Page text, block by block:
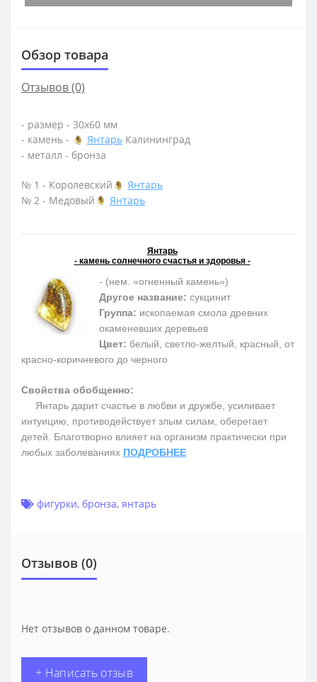
Обзор товара
Отзывов (0)
- размер - 30х60 мм
- камень -
Янтарь Калининград
- металл - бронза
№ 1 - Королевский
Янтарь
№ 2 - Медовый
Янтарь
Янтарь
- камень солнечного счастья и здоровья -
- (нем. «огненный камень»)
Другое название: сукцинит
Группа: ископаемая смола древних
окаменевших деревьев
Цвет: белый, светло-желтый, красный, от
красно-коричневого до черного
Свойства обобщенно:
Янтарь дарит счастье в любви и дружбе, усиливает
интуицию, противодействует злым силам, оберегает
детей. Благотворно влияет на организм практически при
любых заболеваниях ПОДРОБНЕЕ
фигурки, бронза, янтарь
Отзывов (0)
Нет отзывов о данном товаре.
+ Написать отзыв